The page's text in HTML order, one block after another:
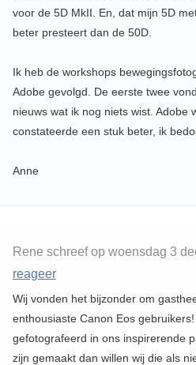
voor de 5D MkII. En, dat mijn 5D
beter presteert dan de 50D.
Ik heb de workshops
Adobe gevolgd. De eerste twee
nieuws wat ik nog niets wist. Adobe
constateerde een stuk beter, ik
Anne
Rene schreef op woensdag 3
reageer
Wij vonden het bijzonder om
enthousiaste Canon Eos
gefotografeerd in ons inspirerende
zijn gemaakt dan willen wij die als